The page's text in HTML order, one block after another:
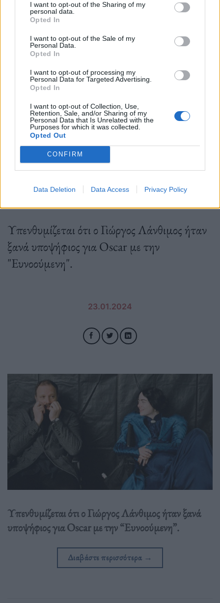
I want to opt-out of the Sharing of my
personal data.
Opted In
I want to opt-out of the Sale of my
Personal Data.
Opted In
I want to opt-out of processing my
Personal Data for Targeted Advertising.
Opted In
I want to opt-out of Collection, Use,
Retention, Sale, and/or Sharing of my
Personal Data that Is Unrelated with the
Purposes for which it was collected.
Opted Out
CONFIRM
Data Deletion Data Access Privacy Policy
Δημοσιεύθηκε σεΚινηματογράφος|Tagged challengers
queer,Κινηματογράφος.
Things” του Γιώργου Λάνθιμου
Υπενθυμίζεται ότι ο Γιώργος Λάνθιμος ήταν
ξανά υποψήφιος για Oscar με την
"Ευνοούμενη".
23.01.2024
Υπενθυμίζεται ότι ο Γιώργος Λάνθιμος ήταν ξανά
υποψήφιος για Oscar με την “Ευνοούμενη”.
Διαβάστε περισσότερα →